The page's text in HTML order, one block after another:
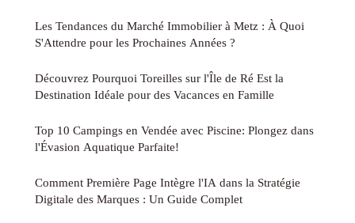
Les Tendances du Marché Immobilier à Metz : À Quoi
S'Attendre pour les Prochaines Années ?
Découvrez Pourquoi Toreilles sur l'Île de Ré Est la
Destination Idéale pour des Vacances en Famille
Top 10 Campings en Vendée avec Piscine: Plongez dans
l'Évasion Aquatique Parfaite!
Comment Première Page Intègre l'IA dans la Stratégie
Digitale des Marques : Un Guide Complet